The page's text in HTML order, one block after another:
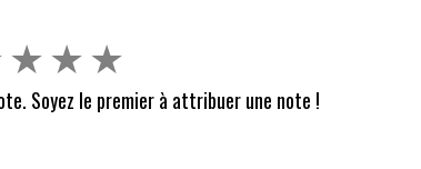
★★★
Soyez le premier à attribuer une note !